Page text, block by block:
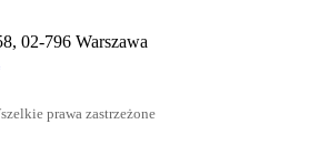
02-796 Warszawa
prawa zastrzeżone